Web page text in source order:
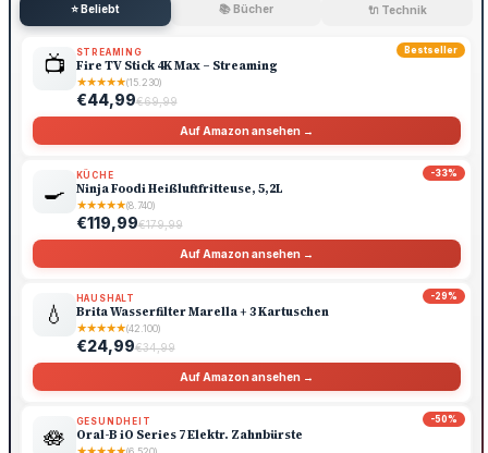
⭐ Beliebt 📚 Bücher 🔌 Technik
Bestseller
📺 STREAMING
Fire TV Stick 4K Max – Streaming
★★★★★(15.230)
€44,99€69,99
Auf Amazon ansehen →
-33%
🍳
KÜCHE
Ninja Foodi Heißluftfritteuse, 5,2L
★★★★★(8.740)
€119,99€179,99
Auf Amazon ansehen →
-29%
💧
HAUSHALT
Brita Wasserfilter Marella + 3 Kartuschen
★★★★★(42.100)
€24,99€34,99
Auf Amazon ansehen →
-50%
🪷
GESUNDHEIT
Oral-B iO Series 7 Elektr. Zahnbürste